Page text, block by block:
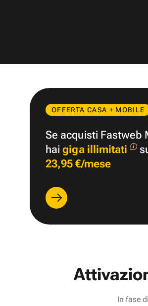
OFFERTA CASA + MOBILE
Se acquisti Fastweb
haigiga illimitati
23,95 €/mese
In fase